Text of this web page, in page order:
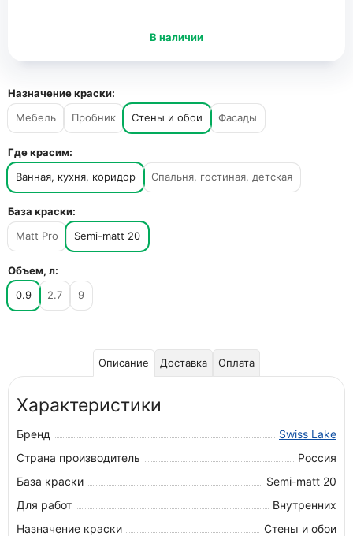
В наличии
Назначение краски:
Мебель
Пробник Стены и обои Фасады
Где красим:
Ванная, кухня, коридор
Спальня, гостиная, детская
База краски:
Matt Pro
Semi-matt 20
Объем, л:
0.9
2.7 9
Описание Доставка Оплата
Характеристики
Бренд
Swiss Lake
Страна производитель
Россия
База краски
Semi-matt 20
Для работ
Внутренних
Назначение краски
Стены и обои